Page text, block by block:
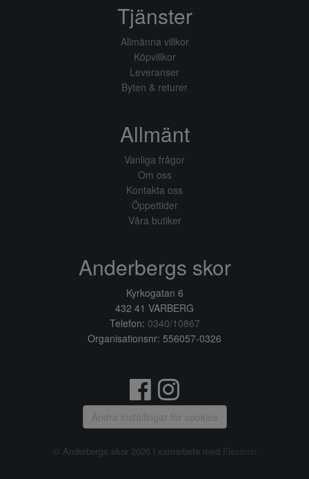
Tjänster
Allmänna villkor
Köpvillkor
Leveranser
Byten & returer
Allmänt
Vanliga frågor
Om oss
Kontakta oss
Öppettider
Våra butiker
Anderbergs skor
Kyrkogatan 6
432 41 VARBERG
Telefon: 0340/10867
Organisationsnr: 556057-0326
Ändra inställingar för cookies
© Anderbergs skor 2026 i samarbete med Flexicon